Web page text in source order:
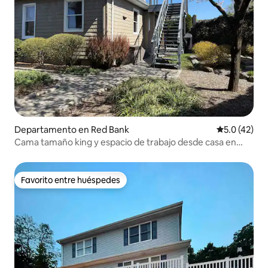
Departamento en Red Bank Calificación
5.0 (42)
Cama tamaño king y espacio de trabajo desde casa en
Favorito entre huéspedes
Favorito entre huéspedes